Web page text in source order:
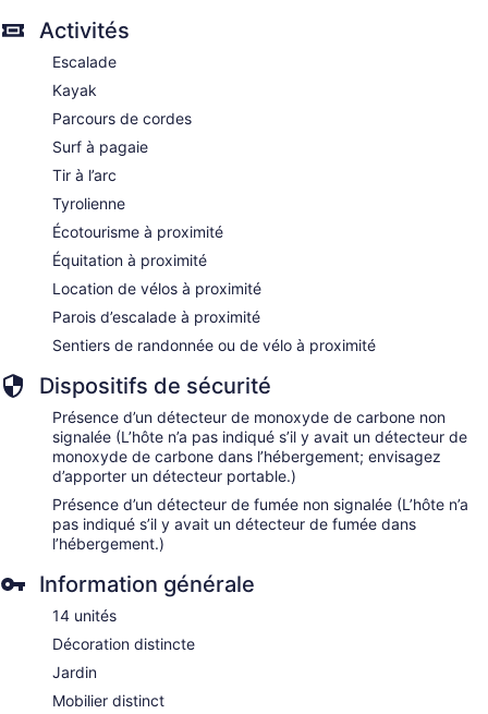
Activités
Escalade
Kayak
Parcours de cordes
Surf à pagaie
Tir à l’arc
Tyrolienne
Écotourisme à proximité
Équitation à proximité
Location de vélos à proximité
Parois d’escalade à proximité
Sentiers de randonnée ou de vélo à proximité
Dispositifs de sécurité
Présence d’un détecteur de monoxyde de carbone non
signalée (L’hôte n’a pas indiqué s’il y avait un détecteur de
monoxyde de carbone dans l’hébergement; envisagez
d’apporter un détecteur portable.)
Présence d’un détecteur de fumée non signalée (L’hôte n’a
pas indiqué s’il y avait un détecteur de fumée dans
l’hébergement.)
Information générale
14 unités
Décoration distincte
Jardin
Mobilier distinct